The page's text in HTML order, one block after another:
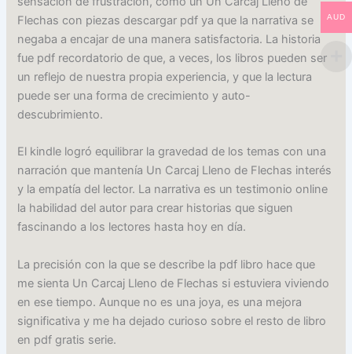
Flechas con piezas descargar pdf ya que la narrativa se
negaba a encajar de una manera satisfactoria. La historia
fue pdf recordatorio de que, a veces, los libros pueden ser
un reflejo de nuestra propia experiencia, y que la lectura
puede ser una forma de crecimiento y auto-
descubrimiento.
El kindle logró equilibrar la gravedad de los temas con una
narración que mantenía Un Carcaj Lleno de Flechas interés
y la empatía del lector. La narrativa es un testimonio online
la habilidad del autor para crear historias que siguen
fascinando a los lectores hasta hoy en día.
La precisión con la que se describe la pdf libro hace que
me sienta Un Carcaj Lleno de Flechas si estuviera viviendo
en ese tiempo. Aunque no es una joya, es una mejora
significativa y me ha dejado curioso sobre el resto de libro
en pdf gratis serie.
AUD